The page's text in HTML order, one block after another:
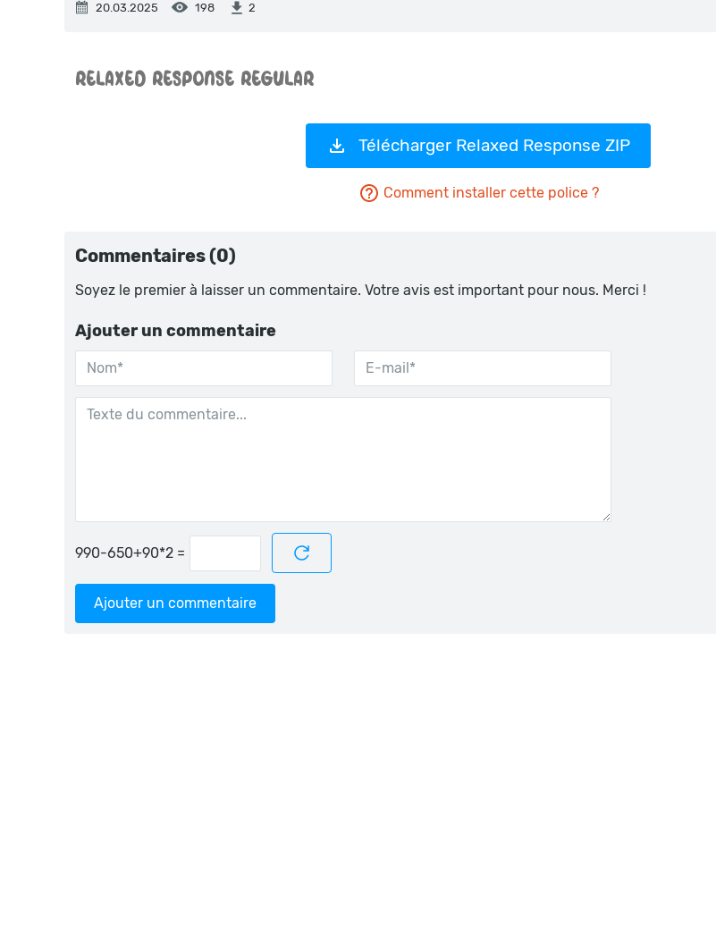
20.03.2025 198 2
Télécharger Relaxed Response ZIP
Comment installer cette police ?
Commentaires (0)
Soyez le premier à laisser un commentaire. Votre avis est important pour nous. Merci !
Ajouter un commentaire
=
Ajouter un commentaire